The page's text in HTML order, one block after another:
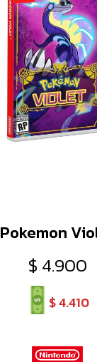
Pokemon
$ 4.900
$4.410